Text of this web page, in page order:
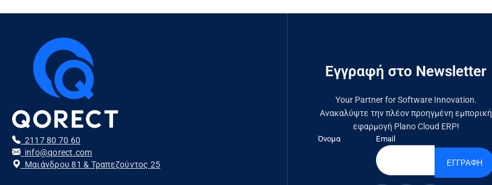
2117 80 70 60
info@qorect.com
Μαιάνδρου 81 & Τραπεζούντος 25
Εγγραφή στο Newsletter
Your Partner for Software Innovation.
Ανακαλύψτε την πλέον προηγμένη εμπορική
εφαρμογή Plano Cloud ERP!
Όνομα Email
ΕΓΓΡΑΦΗ